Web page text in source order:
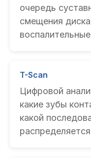
очередь
смещения
T-Scan
Цифровой
какие зубы
какой